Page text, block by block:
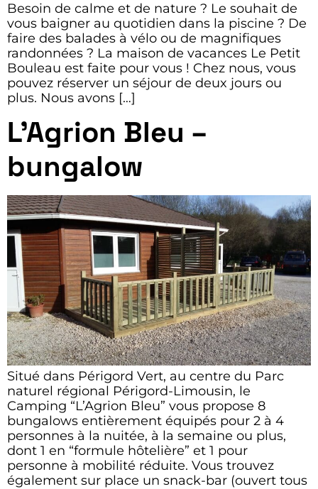
Besoin de calme et de nature ? Le souhait de
vous baigner au quotidien dans la piscine ? De
faire des balades à vélo ou de magnifiques
randonnées ? La maison de vacances Le Petit
Bouleau est faite pour vous ! Chez nous, vous
pouvez réserver un séjour de deux jours ou
plus. Nous avons […]
L’Agrion Bleu –
bungalow
Situé dans Périgord Vert, au centre du Parc
naturel régional Périgord-Limousin, le
Camping “L’Agrion Bleu” vous propose 8
bungalows entièrement équipés pour 2 à 4
personnes à la nuitée, à la semaine ou plus,
dont 1 en “formule hôtelière” et 1 pour
personne à mobilité réduite. Vous trouvez
également sur place un snack-bar (ouvert tous